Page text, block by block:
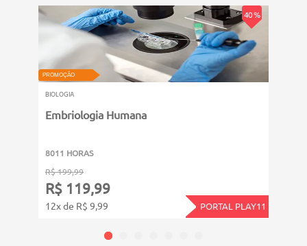
40 %
PROMOÇÃO
BIOLOGIA
Embriologia Humana
8011 HORAS
R$ 199,99
R$ 119,99
12x de R$ 9,99 PORTAL PLAY11